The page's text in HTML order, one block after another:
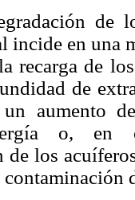
de
incide en una
recarga de
de
aumento
o, en
de los